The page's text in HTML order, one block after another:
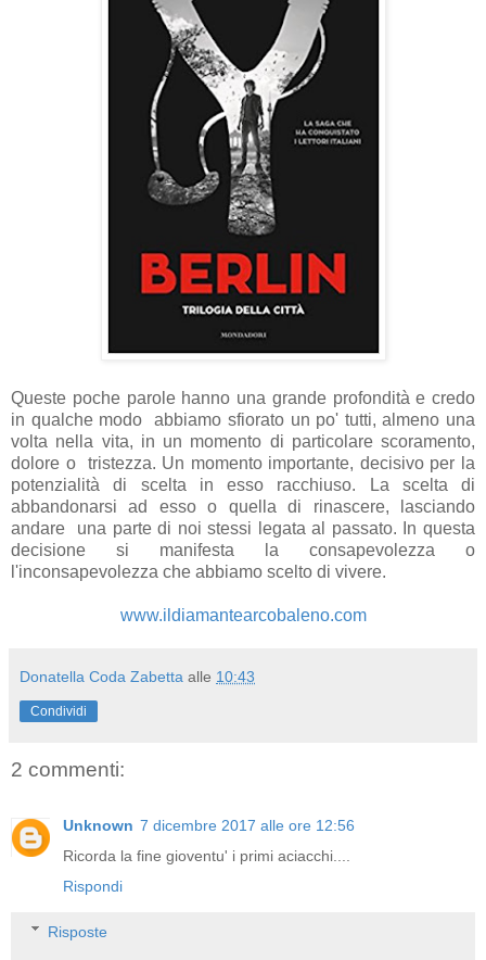
Queste poche parole hanno una grande profondità e credo
in qualche modo abbiamo sfiorato un po' tutti, almeno una
volta nella vita, in un momento di particolare scoramento,
dolore o tristezza. Un momento importante, decisivo per la
potenzialità di scelta in esso racchiuso. La scelta di
abbandonarsi ad esso o quella di rinascere, lasciando
andare una parte di noi stessi legata al passato. In questa
decisione si manifesta la consapevolezza o
l'inconsapevolezza che abbiamo scelto di vivere.
www.ildiamantearcobaleno.com
Donatella Coda Zabetta alle 10:43
Condividi
2 commenti:
Unknown 7 dicembre 2017 alle ore 12:56
Ricorda la fine gioventu' i primi aciacchi....
Rispondi
Risposte